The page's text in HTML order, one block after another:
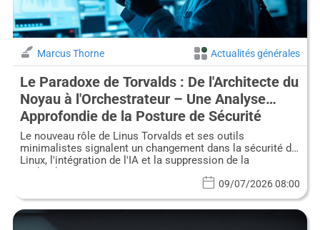
Marcus Thorne Actualités générales
Le Paradoxe de Torvalds : De l'Architecte du
Noyau à l'Orchestrateur – Une Analyse
Approfondie de la Posture de Sécurité
Évolutive de Linux
Le nouveau rôle de Linus Torvalds et ses outils
minimalistes signalent un changement dans la sécurité de
Linux, l'intégration de l'IA et la suppression de la
'technologie musée'.
09/07/2026 08:00